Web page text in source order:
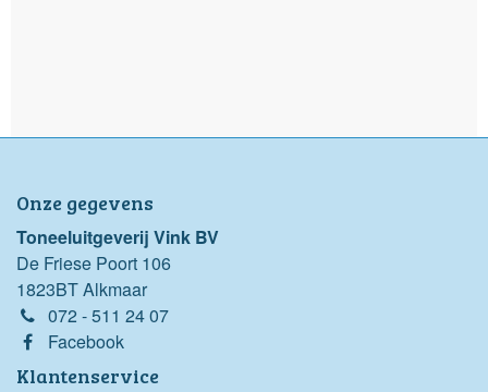
Onze gegevens
Toneeluitgeverij Vink BV
De Friese Poort 106
1823BT Alkmaar
072 - 511 24 07
Facebook
Klantenservice